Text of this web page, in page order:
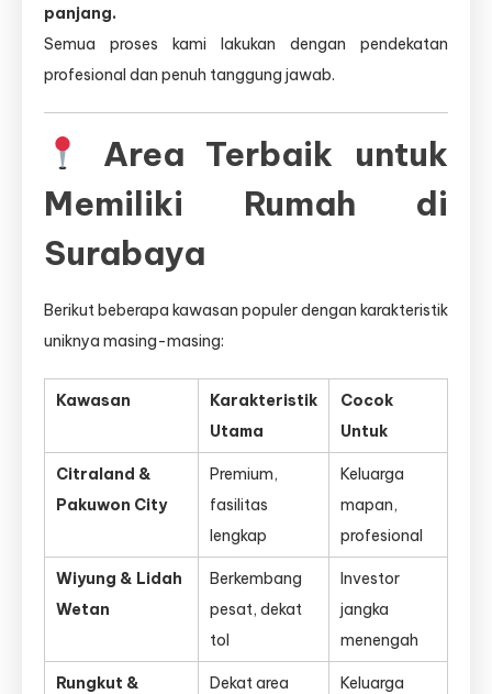
panjang.
Semua proses kami lakukan dengan pendekatan
profesional dan penuh tanggung jawab.
Area Terbaik untuk
Memiliki Rumah di
Surabaya
Berikut beberapa kawasan populer dengan karakteristik
uniknya masing-masing:
Kawasan
Karakteristik
Utama
Cocok
Untuk
Citraland &
Pakuwon City
Premium,
fasilitas
lengkap
Keluarga
mapan,
profesional
Wiyung & Lidah
Wetan
Berkembang
pesat, dekat
tol
Investor
jangka
menengah
Rungkut &
Dekat area
Keluarga